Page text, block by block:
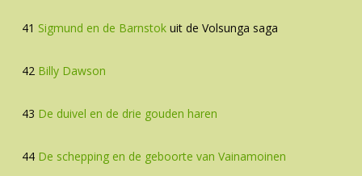
41 Sigmund en de Barnstokuit de Volsunga saga
42 Billy Dawson
43 De duivel en de drie gouden haren
44 De schepping en de geboorte van Vainamoinen